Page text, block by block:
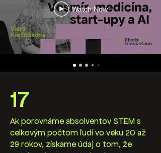
Watch Now
17
Ak porovnáme absolventov STEM s
celkovým počtom ľudí vo veku 20 až
29 rokov, získame údaj o tom, že